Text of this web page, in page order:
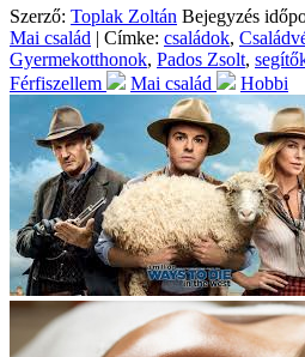
Szerző: Toplak Zoltán Bejegyzés
Mai család | Címke: családok,
Gyermekotthonok, Pados Zsolt,
Férfiszellem
Mai család Hobbi